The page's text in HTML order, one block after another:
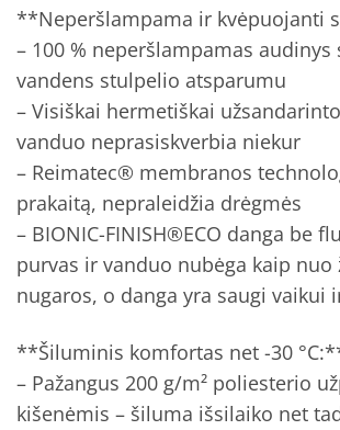
**Neperšlampama ir kvėpuojanti
– 100 % neperšlampamas audinys
vandens stulpelio atsparumu
– Visiškai hermetiškai
vanduo neprasiskverbia niekur
– Reimatec® membranos
prakaitą, nepraleidžia drėgmės
– BIONIC-FINISH®ECO danga be
purvas ir vanduo nubėga kaip nuo
nugaros, o danga yra saugi vaikui
**Šiluminis komfortas net -30
– Pažangus 200 g/m² poliesterio
kišenėmis – šiluma išsilaiko net